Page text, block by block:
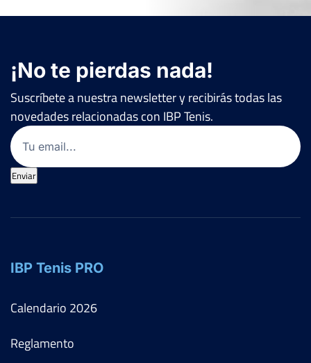
¡No te pierdas nada!
Suscríbete a nuestra newsletter y recibirás todas las
novedades relacionadas con IBP Tenis.
Email
Enviar
IBP Tenis PRO
Calendario 2026
Reglamento